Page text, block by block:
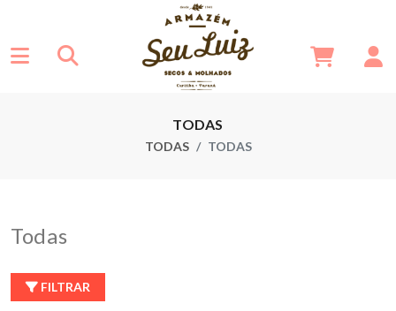
TODAS
TODAS TODAS
Todas
FILTRAR